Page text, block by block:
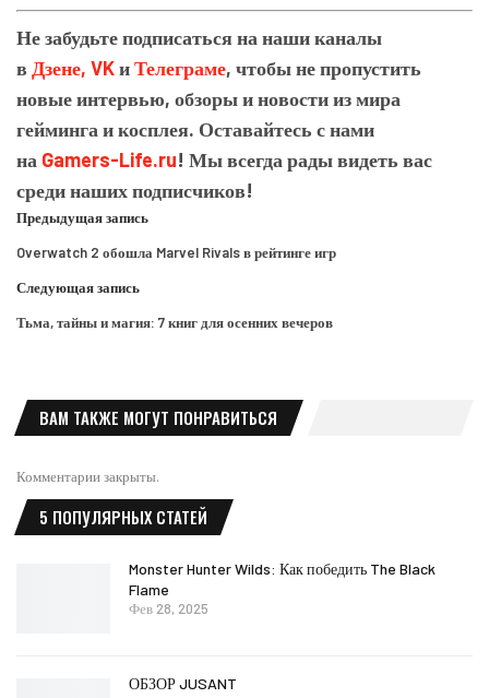
Не забудьте подписаться на наши каналы
в Дзене, VKиТелеграме, чтобы не пропустить
новые интервью, обзоры и новости из мира
гейминга и косплея. Оставайтесь с нами
на Gamers-Life.ru! Мы всегда рады видеть вас
среди наших подписчиков!
Предыдущая запись
Overwatch 2 обошла Marvel Rivals в рейтинге игр
Следующая запись
Тьма, тайны и магия: 7 книг для осенних вечеров
ВАМ ТАКЖЕ МОГУТ ПОНРАВИТЬСЯ
Комментарии закрыты.
5 ПОПУЛЯРНЫХ СТАТЕЙ
Monster Hunter Wilds: Как победить The Black
Flame
Фев 28, 2025
ОБЗОР JUSANT